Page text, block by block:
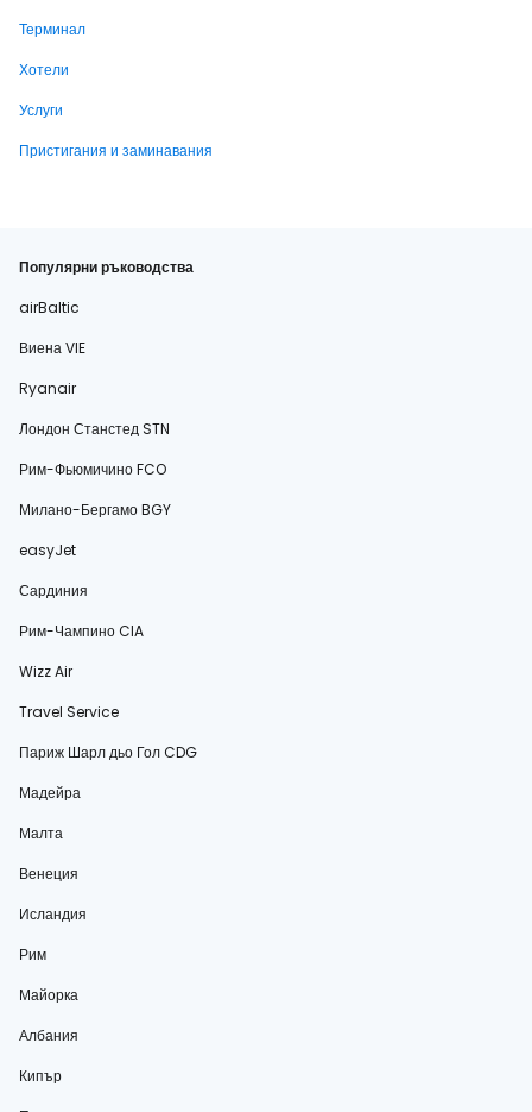
Терминал
Хотели
Услуги
Пристигания и заминавания
Популярни ръководства
airBaltic
Виена VIE
Ryanair
Лондон Станстед STN
Рим-Фьюмичино FCO
Милано-Бергамо BGY
easyJet
Сардиния
Рим-Чампино CIA
Wizz Air
Travel Service
Париж Шарл дьо Гол CDG
Мадейра
Малта
Венеция
Исландия
Рим
Майорка
Албания
Кипър